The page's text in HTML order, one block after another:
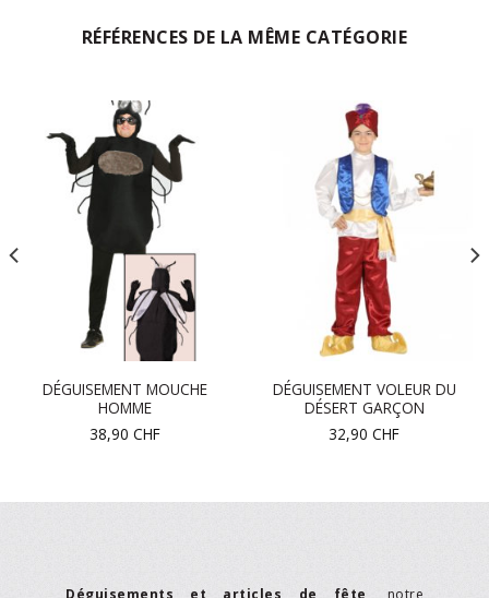
RÉFÉRENCES DE LA MÊME CATÉGORIE
DÉGUISEMENT MOUCHE
HOMME
38,90 CHF
DÉGUISEMENT VOLEUR DU
DÉSERT GARÇON
32,90 CHF
Déguisements et articles de fête , notre